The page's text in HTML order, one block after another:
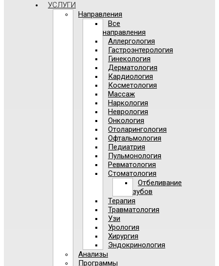
УСЛУГИ
Направления
Все
направления
Аллергология
Гастроэнтерология
Гинекология
Дерматология
Кардиология
Косметология
Массаж
Наркология
Неврология
Онкология
Отоларингология
Офтальмология
Педиатрия
Пульмонология
Ревматология
Стоматология
Отбеливание
зубов
Терапия
Травматология
Узи
Урология
Хирургия
Эндокринология
Анализы
Программы